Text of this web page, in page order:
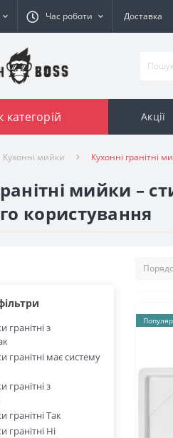
Час роботи Доставка
категорій Акції
Кухонні мийки Кухонні гранітні
мийки –
користування
гранітні з
гранітні має систему
гранітні з
гранітні Так
гранітні Ні